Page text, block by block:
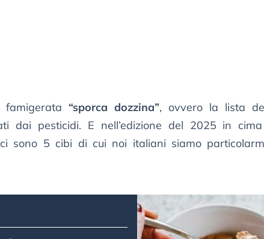
famigerata “sporca dozzina”, ovvero la lista
dai pesticidi. E nell’edizione del 2025 in
sono 5 cibi di cui noi italiani siamo